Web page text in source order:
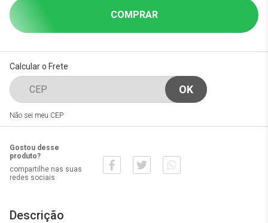
COMPRAR
Calcular o Frete
Não sei meu CEP
Gostou desse
produto?
compartilhe nas suas
redes sociais
Descrição